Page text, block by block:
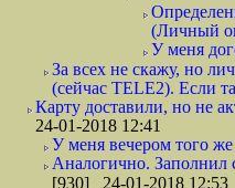
(Личный
У меня
За всех не скажу, но
(сейчас TELE2). Если
Карту доставили, но не
24-01-2018 12:41
У меня вечером того же
Аналогично. Заполнил
[930] 24-01-2018 12:53